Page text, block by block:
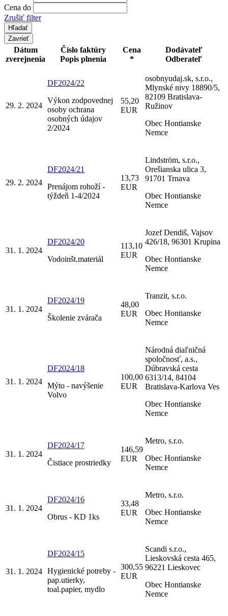
Cena do
Zrušiť filter
Zavrieť
Dátum
zverejnenia
Číslo faktúry
Popis plnenia
Cena
*
Dodávateľ
Odberateľ
29. 2. 2024
DF2024/22
Výkon zodpovednej
osoby ochrana
osobných údajov
2/2024
55,20
EUR
osobnyudaj.sk, s.r.o.,
Mlynské nivy 18890/5,
82109 Bratislava-
Ružinov
Obec Hontianske
Nemce
29. 2. 2024
DF2024/21
Prenájom rohoží -
týždeň 1-4/2024
13,73
EUR
Lindström, s.r.o.,
Orešianska ulica 3,
91701 Trnava
Obec Hontianske
Nemce
31. 1. 2024
DF2024/20
Vodoinšt.materiál
113,10
EUR
Jozef Dendiš, Vajsov
426/18, 96301 Krupina
Obec Hontianske
Nemce
31. 1. 2024
DF2024/19
Školenie zvárača
48,00
EUR
Tranzit, s.r.o.
Obec Hontianske
Nemce
31. 1. 2024
DF2024/18
Mýto - navýšenie
Volvo
100,00
EUR
Národná diaľničná
spoločnosť, a.s.,
Dúbravská cesta
6313/14, 84104
Bratislava-Karlova Ves
Obec Hontianske
Nemce
31. 1. 2024
DF2024/17
Čistiace prostriedky
146,59
EUR
Metro, s.r.o.
Obec Hontianske
Nemce
31. 1. 2024
DF2024/16
Obrus - KD 1ks
33,48
EUR
Metro, s.r.o.
Obec Hontianske
Nemce
31. 1. 2024
DF2024/15
Hygienické potreby -
pap.utierky,
toal.papier, mydlo
300,55
EUR
Scandi s.r.o.,
Lieskovská cesta 465,
96221 Lieskovec
Obec Hontianske
Nemce